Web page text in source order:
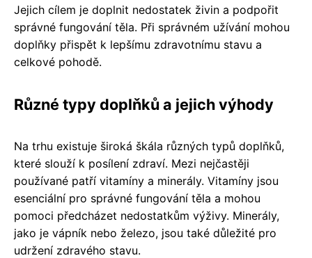
Jejich cílem je doplnit nedostatek živin a podpořit
správné fungování těla. Při správném užívání mohou
doplňky přispět k lepšímu zdravotnímu stavu a
celkové pohodě.
Různé typy doplňků a jejich výhody
Na trhu existuje široká škála různých typů doplňků,
které slouží k posílení zdraví. Mezi nejčastěji
používané patří vitamíny a minerály. Vitamíny jsou
esenciální pro správné fungování těla a mohou
pomoci předcházet nedostatkům výživy. Minerály,
jako je vápník nebo železo, jsou také důležité pro
udržení zdravého stavu.